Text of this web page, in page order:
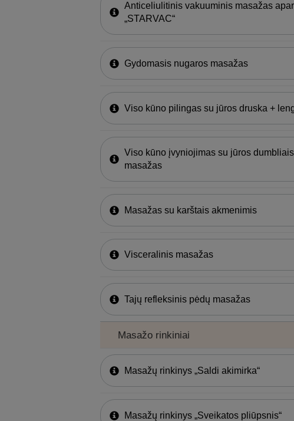
Anticeliulitinis vakuuminis masažas
„STARVAC“
Gydomasis nugaros masažas
Viso kūno pilingas su jūros druska +
Viso kūno įvyniojimas su jūros
masažas
Masažas su karštais akmenimis
Visceralinis masažas
Tajų refleksinis pėdų masažas
Masažo rinkiniai
Masažų rinkinys „Saldi akimirka“
Masažų rinkinys „Sveikatos pliūpsnis“